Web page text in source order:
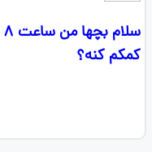
کمکم کنه؟